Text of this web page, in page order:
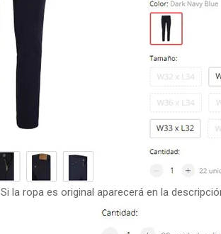
Si la ropa es original aparecerá en la